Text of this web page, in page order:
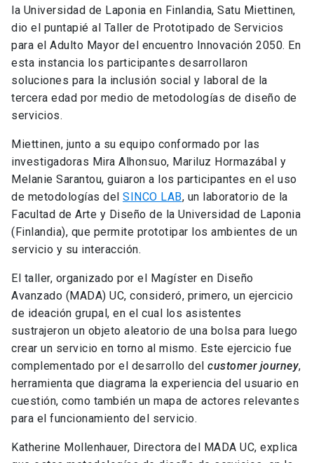
la Universidad de Laponia en Finlandia, Satu Miettinen,
dio el puntapié al Taller de Prototipado de Servicios
para el Adulto Mayor del encuentro Innovación 2050. En
esta instancia los participantes desarrollaron
soluciones para la inclusión social y laboral de la
tercera edad por medio de metodologías de diseño de
servicios.
Miettinen, junto a su equipo conformado por las
investigadoras Mira Alhonsuo, Mariluz Hormazábal y
Melanie Sarantou, guiaron a los participantes en el uso
de metodologías del SINCO LAB, un laboratorio de la
Facultad de Arte y Diseño de la Universidad de Laponia
(Finlandia), que permite prototipar los ambientes de un
servicio y su interacción.
El taller, organizado por el Magíster en Diseño
Avanzado (MADA) UC, consideró, primero, un ejercicio
de ideación grupal, en el cual los asistentes
sustrajeron un objeto aleatorio de una bolsa para luego
crear un servicio en torno al mismo. Este ejercicio fue
complementado por el desarrollo del customer journey,
herramienta que diagrama la experiencia del usuario en
cuestión, como también un mapa de actores relevantes
para el funcionamiento del servicio.
Katherine Mollenhauer, Directora del MADA UC, explica